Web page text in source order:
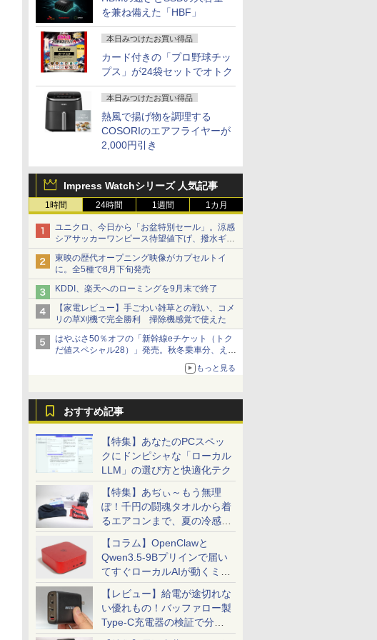
を兼ね備えた「HBF」
本日みつけたお買い得品
カード付きの「プロ野球チッ
プス」が24袋セットでオトク
本日みつけたお買い得品
熱風で揚げ物を調理する
COSORIのエアフライヤーが
2,000円引き
Impress Watchシリーズ 人気記事
1時間 24時間 1週間 1カ月
ユニクロ、今日から「お盆特別セール」。涼感
シアサッカーワンピース待望値下げ、撥水ギア
ショーツは1990円に
東映の歴代オープニング映像がカプセルトイ
に。全5種で8月下旬発売
KDDI、楽天へのローミングを9月末で終了
【家電レビュー】手ごわい雑草との戦い、コメ
リの草刈機で完全勝利 掃除機感覚で使えた
はやぶさ50％オフの「新幹線eチケット（トク
だ値スペシャル28）」発売。秋冬乗車分、えき
もっと見る
おすすめ記事
【特集】あなたのPCスペッ
クにドンピシャな「ローカル
LLM」の選び方と快適化テク
【特集】あぢぃ～もう無理
ぽ！千円の闘魂タオルから着
るエアコンまで、夏の冷感グ
ッズ一挙紹介
【コラム】OpenClawと
Qwen3.5-9Bプリインで届い
てすぐローカルAIが動くミニ
PC「SER9 Pro」
【レビュー】給電が途切れな
い優れもの！バッファロー製
Type-C充電器の検証で分か
ったこと